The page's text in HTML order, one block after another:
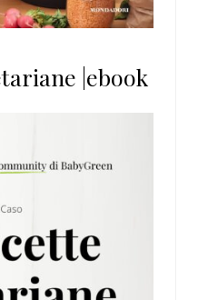
|ebook